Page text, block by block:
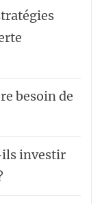
besoin de
ils investir